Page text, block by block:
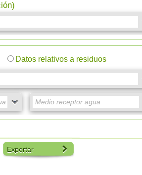
Datos relativos a residuos
Exportar